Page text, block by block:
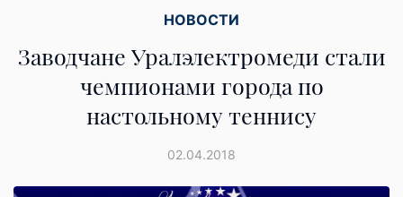
НОВОСТИ
Заводчане Уралэлектромеди стали
чемпионами города по
настольному теннису
02.04.2018